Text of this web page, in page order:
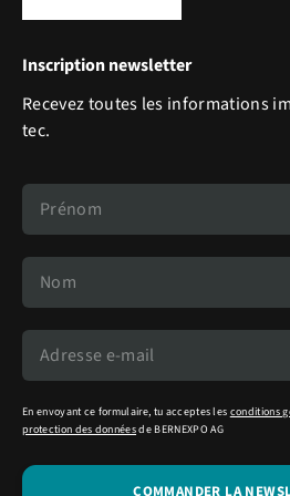
Inscription newsletter
Recevez toutes les informations
tec.
En envoyant ce formulaire, tu acceptes les conditions
protection des donnéesde BERNEXPO AG